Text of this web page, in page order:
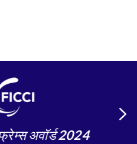
अवॉर्ड 2024